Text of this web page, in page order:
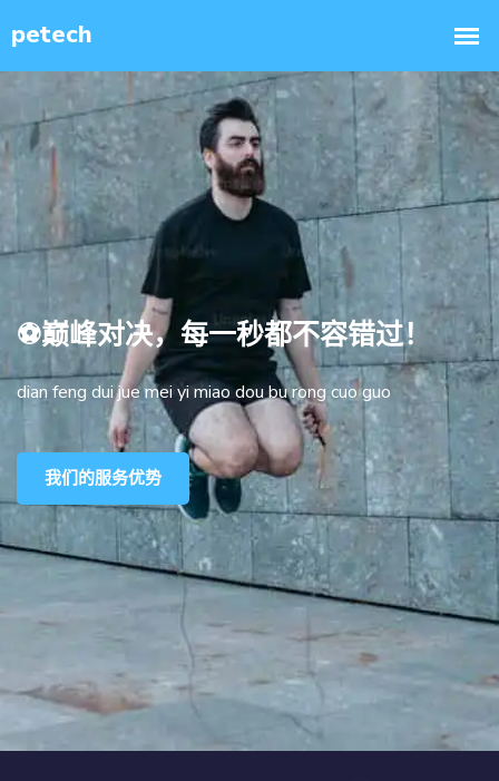
⚽巅峰对决，每一秒都不容错过！
dian feng dui jue mei yi miao dou bu rong cuo guo
我们的服务优势